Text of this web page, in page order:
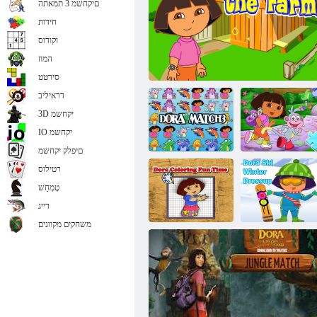
הווחה תא ליצמ רייסה הרוד3 ךודיש הרוד
תרייסה הרוד
:לזאפ
ןמז ףיכ העיבצ
הרוד
Dora Ski
Dressup
Dressup
םיקחשמ 3 תמאתה
חידות
וקודוס
המוז
סירטט
דראיליב
3D יקחשמ
IO יקחשמ
םיפלק יקחשמ
רטילוס
טָמְחַׁש
דייג
משחקים מקוונים